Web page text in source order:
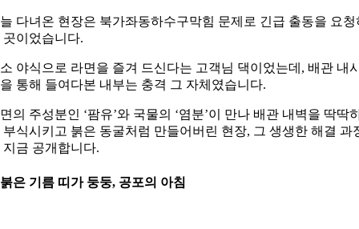
다녀온 현장은 북가좌동하수구막힘 문제로 긴급 출동을 요청
곳이었습니다.
야식으로 라면을 즐겨 드신다는 고객님 댁이었는데, 배관 내
통해 들여다본 내부는 충격 그 자체였습니다.
의 주성분인 ‘팜유’와 국물의 ‘염분’이 만나 배관 내벽을 딱딱
부식시키고 붉은 동굴처럼 만들어버린 현장, 그 생생한 해결 과
지금 공개합니다.
은 기름 띠가 둥둥, 공포의 아침